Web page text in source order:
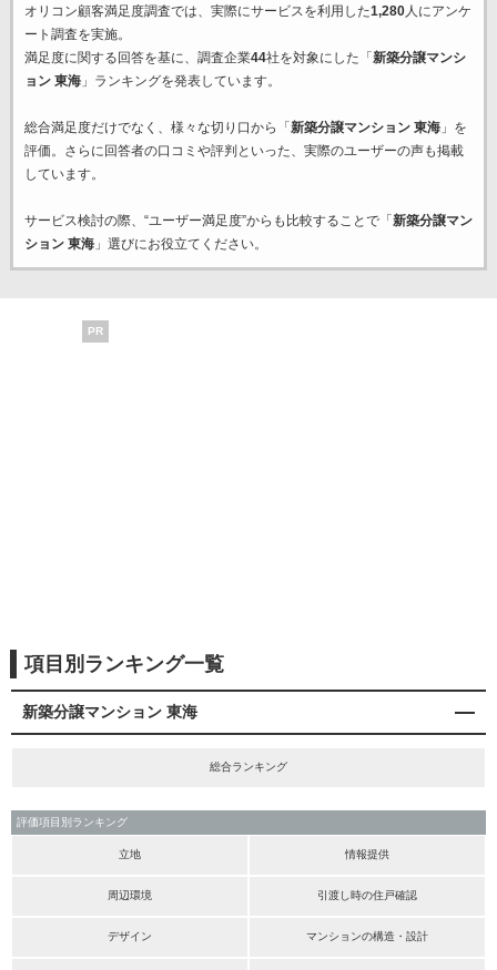
オリコン顧客満足度調査では、実際にサービスを利用した1,280人にアンケ
ート調査を実施。
満足度に関する回答を基に、調査企業44社を対象にした「 新築分譲マンシ
ョン 東海」ランキングを発表しています。
総合満足度だけでなく、様々な切り口から「 新築分譲マンション 東海」を
評価。さらに回答者の口コミや評判といった、実際のユーザーの声も掲載
しています。
サービス検討の際、“ユーザー満足度”からも比較することで「 新築分譲マン
ション 東海」選びにお役立てください。
PR
項目別ランキング一覧
新築分譲マンション 東海
総合ランキング
評価項目別ランキング
立地 情報提供
周辺環境 引渡し時の住戸確認
デザイン マンションの構造・設計